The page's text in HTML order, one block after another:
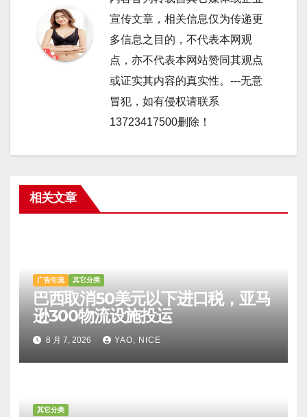
宣传文章，相关信息仅为传递更
多信息之目的，不代表本网观
点，亦不代表本网站赞同其观点
或证实其内容的真实性。---无意
冒犯，如有侵权请联系
13723417500删除！
相关文章
广告引流 其它分类
巴西取消50美元以下进口税，亚马
逊300物流设施投运
8 月 7, 2026 YAO, NICE
其它分类